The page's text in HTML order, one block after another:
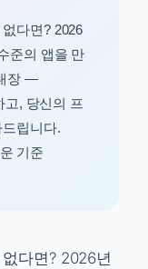
다면? 2026
준의 앱을 만
장 —
고, 당신의 프
립니다.
기준
다면? 2026년